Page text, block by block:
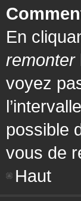
En
remonter
voyez
possible
vous de
Haut